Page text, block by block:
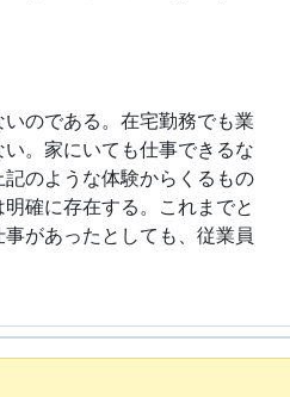
のである。在宅勤務でも業
。家にいても仕事できるな
のような体験からくるもの
確に存在する。これまでと
があったとしても、従業員